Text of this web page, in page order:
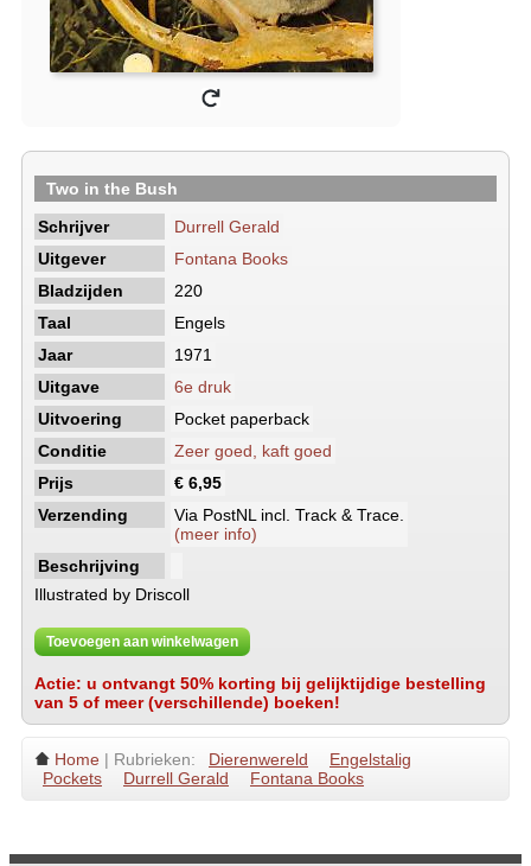
Two in the Bush
Schrijver
Durrell Gerald
Uitgever
Fontana Books
Bladzijden
220
Taal
Engels
Jaar
1971
Uitgave
6e druk
Uitvoering
Pocket paperback
Conditie
Zeer goed, kaft goed
Prijs
€ 6,95
Verzending
Via PostNL incl. Track & Trace.
(meer info)
Beschrijving
Illustrated by Driscoll
Toevoegen aan winkelwagen
Actie: u ontvangt 50% korting bij gelijktijdige bestelling
van 5 of meer (verschillende) boeken!
Home | Rubrieken: Dierenwereld
Engelstalig
Pockets
Durrell Gerald Fontana Books